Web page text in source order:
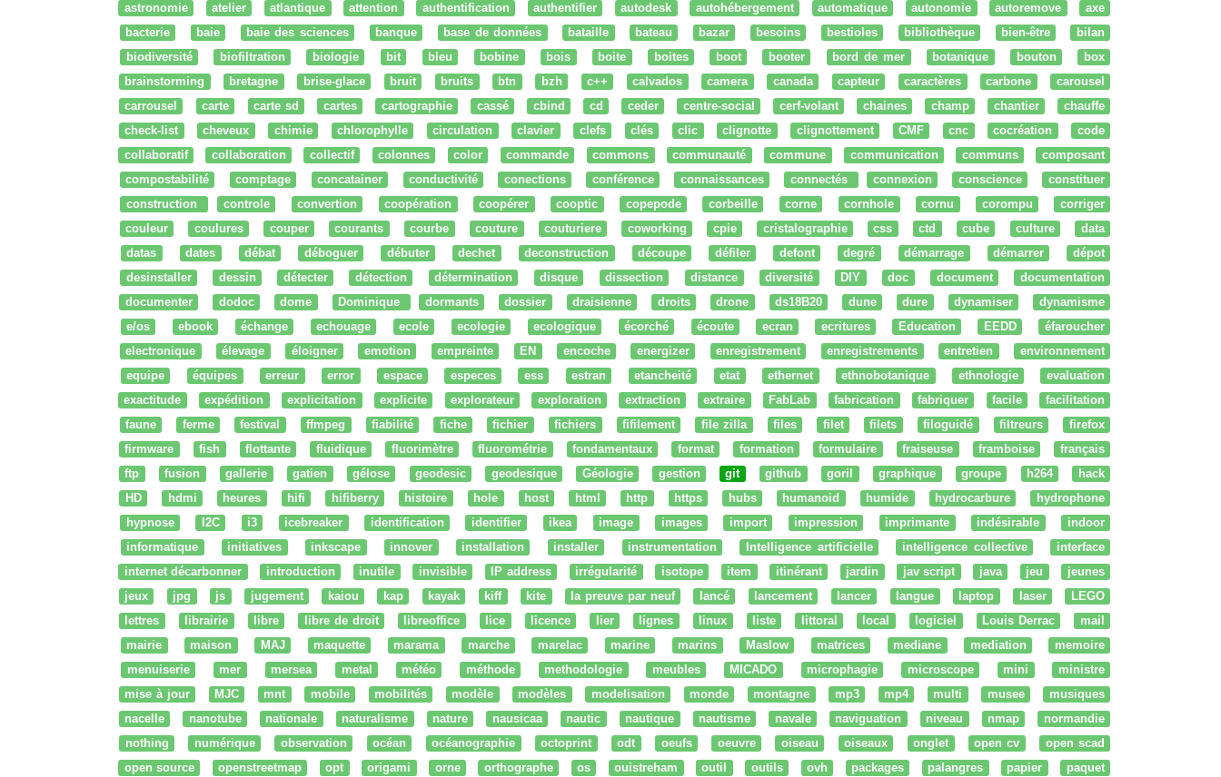
astronomie
atelier atlantique attention authentification authentifier autodesk autohébergement automatique autonomie autoremove
axe
bacterie
baie baie des sciences banque base de données bataille bateau bazar besoins bestioles bibliothèque bien-être
bilan
biodiversité
biofiltration biologie bit bleu bobine bois boite boites boot booter bord de mer botanique bouton
box
brainstorming
bretagne brise-glace bruit bruits btn bzh c++ calvados camera canada capteur caractères carbone
carousel
carrousel
carte carte sd cartes cartographie cassé cbind cd ceder centre-social cerf-volant chaines champ chantier
chauffe
check-list
cheveux chimie chlorophylle circulation clavier clefs clés clic clignotte clignottement CMF cnc cocréation
code
collaboratif
collaboration collectif colonnes color commande commons communauté commune communication communs
composant
compostabilité
comptage concatainer conductivité conections conférence connaissances connectés connexion conscience
constituer
construction
controle convertion coopération coopérer cooptic copepode corbeille corne cornhole cornu corompu
corriger
couleur
coulures couper courants courbe couture couturiere coworking cpie cristalographie css ctd cube culture
data
datas
dates débat déboguer débuter dechet deconstruction découpe défiler defont degré démarrage démarrer
dépot
desinstaller
dessin détecter détection détermination disque dissection distance diversité DIY doc document
documentation
documenter
dodoc dome Dominique dormants dossier draisienne droits drone ds18B20 dune dure dynamiser
dynamisme
e/os
ebook échange echouage ecole ecologie ecologique écorché écoute ecran ecritures Education EEDD
éfaroucher
electronique
élevage éloigner emotion empreinte EN encoche energizer enregistrement enregistrements entretien
environnement
equipe
équipes erreur error espace especes ess estran etancheité etat ethernet ethnobotanique ethnologie
evaluation
exactitude
expédition explicitation explicite explorateur exploration extraction extraire FabLab fabrication fabriquer facile
facilitation
faune
ferme festival ffmpeg fiabilité fiche fichier fichiers fifilement file zilla files filet filets filoguidé filtreurs
firefox
firmware
fish flottante fluidique fluorimètre fluorométrie fondamentaux format formation formulaire fraiseuse framboise
français
ftp
fusion gallerie gatien gélose geodesic geodesique Géologie gestion git github goril graphique groupe h264
hack
HD
hdmi heures hifi hifiberry histoire hole host html http https hubs humanoid humide hydrocarbure
hydrophone
hypnose
I2C i3 icebreaker identification identifier ikea image images import impression imprimante indésirable
indoor
informatique
initiatives inkscape innover installation installer instrumentation Intelligence artificielle intelligence collective
interface
internet décarbonner
introduction inutile invisible IP address irrégularité isotope item itinérant jardin jav script java jeu
jeunes
jeux
jpg js jugement kaiou kap kayak kiff kite la preuve par neuf lancé lancement lancer langue laptop laser
LEGO
lettres
librairie libre libre de droit libreoffice lice licence lier lignes linux liste littoral local logiciel Louis Derrac
mail
mairie
maison MAJ maquette marama marche marelac marine marins Maslow matrices mediane mediation
memoire
menuiserie
mer mersea metal météo méthode methodologie meubles MICADO microphagie microscope mini
ministre
mise à jour
MJC mnt mobile mobilités modèle modèles modelisation monde montagne mp3 mp4 multi musee
musiques
nacelle
nanotube nationale naturalisme nature nausicaa nautic nautique nautisme navale naviguation niveau nmap
normandie
nothing
numérique observation océan océanographie octoprint odt oeufs oeuvre oiseau oiseaux onglet open cv
open scad
open source
openstreetmap opt origami orne orthographe os ouistreham outil outils ovh packages palangres papier
paquet